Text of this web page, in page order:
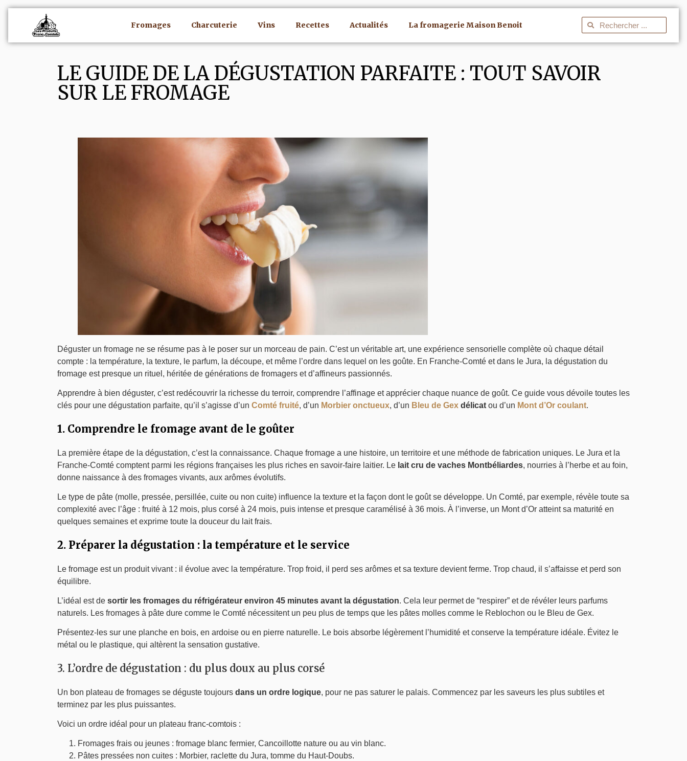
Fromages Charcuterie Vins Recettes Actualités La fromagerie Maison Benoit
LE GUIDE DE LA DÉGUSTATION PARFAITE : TOUT SAVOIR
SUR LE FROMAGE
Déguster un fromage ne se résume pas à le poser sur un morceau de pain. C’est un véritable art, une expérience sensorielle complète où chaque détail
compte : la température, la texture, le parfum, la découpe, et même l’ordre dans lequel on les goûte. En Franche-Comté et dans le Jura, la dégustation du
fromage est presque un rituel, héritée de générations de fromagers et d’affineurs passionnés.
Apprendre à bien déguster, c’est redécouvrir la richesse du terroir, comprendre l’affinage et apprécier chaque nuance de goût. Ce guide vous dévoile toutes les
clés pour une dégustation parfaite, qu’il s’agisse d’un Comté fruité, d’un Morbier onctueux, d’un Bleu de Gex délicat ou d’un Mont d’Or coulant.
1. Comprendre le fromage avant de le goûter
La première étape de la dégustation, c’est la connaissance. Chaque fromage a une histoire, un territoire et une méthode de fabrication uniques. Le Jura et la
Franche-Comté comptent parmi les régions françaises les plus riches en savoir-faire laitier. Le lait cru de vaches Montbéliardes, nourries à l’herbe et au foin,
donne naissance à des fromages vivants, aux arômes évolutifs.
Le type de pâte (molle, pressée, persillée, cuite ou non cuite) influence la texture et la façon dont le goût se développe. Un Comté, par exemple, révèle toute sa
complexité avec l’âge : fruité à 12 mois, plus corsé à 24 mois, puis intense et presque caramélisé à 36 mois. À l’inverse, un Mont d’Or atteint sa maturité en
quelques semaines et exprime toute la douceur du lait frais.
2. Préparer la dégustation : la température et le service
Le fromage est un produit vivant : il évolue avec la température. Trop froid, il perd ses arômes et sa texture devient ferme. Trop chaud, il s’affaisse et perd son
équilibre.
L’idéal est de sortir les fromages du réfrigérateur environ 45 minutes avant la dégustation. Cela leur permet de “respirer” et de révéler leurs parfums
naturels. Les fromages à pâte dure comme le Comté nécessitent un peu plus de temps que les pâtes molles comme le Reblochon ou le Bleu de Gex.
Présentez-les sur une planche en bois, en ardoise ou en pierre naturelle. Le bois absorbe légèrement l’humidité et conserve la température idéale. Évitez le
métal ou le plastique, qui altèrent la sensation gustative.
3. L’ordre de dégustation : du plus doux au plus corsé
Un bon plateau de fromages se déguste toujours dans un ordre logique, pour ne pas saturer le palais. Commencez par les saveurs les plus subtiles et
terminez par les plus puissantes.
Voici un ordre idéal pour un plateau franc-comtois :
Fromages frais ou jeunes : fromage blanc fermier, Cancoillotte nature ou au vin blanc.
Pâtes pressées non cuites : Morbier, raclette du Jura, tomme du Haut-Doubs.